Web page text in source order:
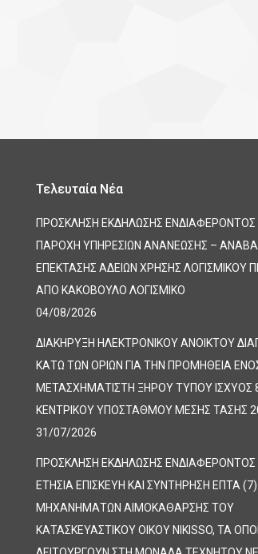
Τελευταία Νέα
ΠΡΟΣΚΛΗΣΗ ΕΚΔΗΛΩΣΗΣ ΕΝΔΙΑΦΕΡΟΝΤΟΣ
ΠΑΡΟΧΗ ΥΠΗΡΕΣΙΩΝ ΑΝΑΝΕΩΣΗΣ –
ΕΠΕΚΤΑΣΗΣ ΑΔΕΙΩΝ ΧΡΗΣΗΣ ΛΟΓΙΣΜΙΚΟΥ
ΑΠΟ ΚΑΚΟΒΟΥΛΟ ΛΟΓΙΣΜΙΚΟ
04/08/2026
ΔΙΑΚΗΡΥΞΗ ΗΛΕΚΤΡΟΝΙΚΟΥ ΑΝΟΙΚΤΟΥ
ΚΑΤΩ ΤΩΝ ΟΡΙΩΝ ΓΙΑ ΤΗΝ ΠΡΟΜΗΘΕΙΑ
ΜΕΤΑΣΧΗΜΑΤΙΣΤΗ ΞΗΡΟΥ ΤΥΠΟΥ ΙΣΧΥΟΣ
ΚΕΝΤΡΙΚΟΥ ΥΠΟΣΤΑΘΜΟΥ ΜΕΣΗΣ ΤΑΣΗΣ
31/07/2026
ΠΡΟΣΚΛΗΣΗ ΕΚΔΗΛΩΣΗΣ ΕΝΔΙΑΦΕΡΟΝΤΟΣ
ΕΤΗΣΙΑ ΕΠΙΣΚΕΥΗ ΚΑΙ ΣΥΝΤΗΡΗΣΗ ΕΠΤΑ (7)
ΜΗΧΑΝΗΜΑΤΩΝ ΑΙΜΟΚΑΘΑΡΣΗΣ ΤΟΥ
ΚΑΤΑΣΚΕΥΑΣΤΙΚΟΥ ΟΙΚΟΥ NIKISSO, ΤΑ